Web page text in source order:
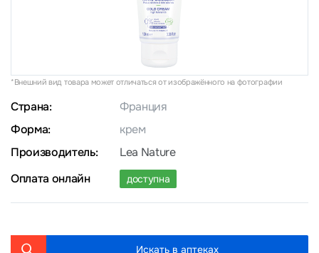
*Внешний вид товара может отличаться от изображённого на фотографии
Страна:
Франция
Форма:
крем
Производитель:
Lea Nature
Оплата онлайн
доступна
Искать в аптеках